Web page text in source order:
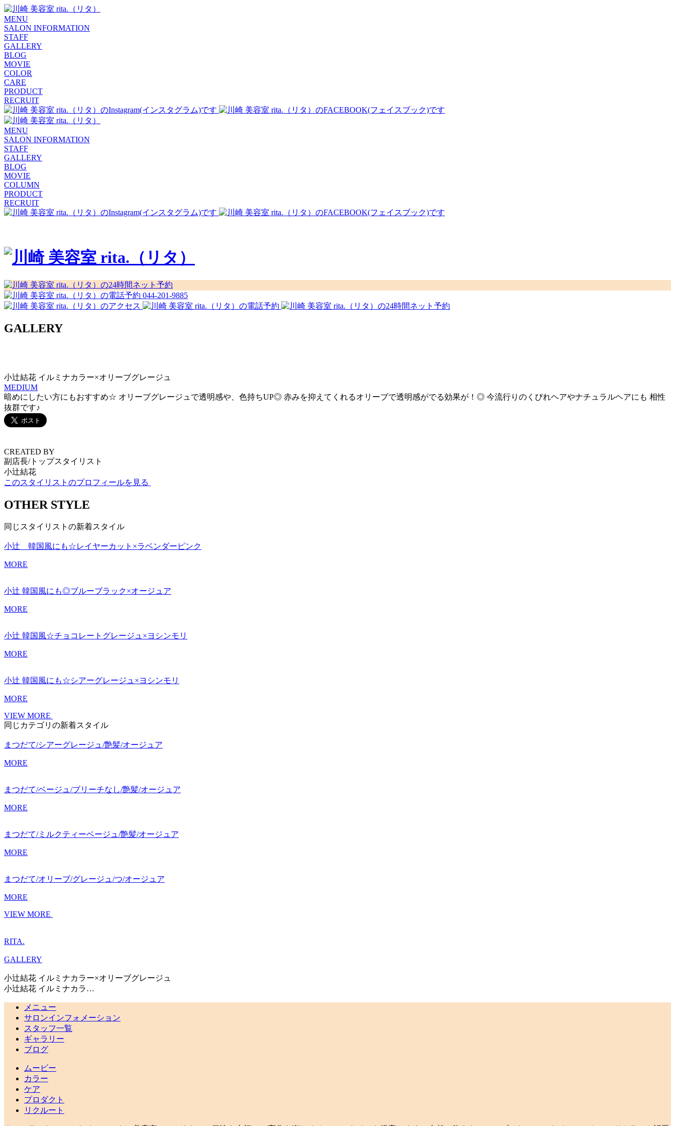
MENU
SALON INFORMATION
STAFF
GALLERY
BLOG
MOVIE
COLOR
CARE
PRODUCT
RECRUIT
MENU
SALON INFORMATION
STAFF
GALLERY
BLOG
MOVIE
COLUMN
PRODUCT
RECRUIT
044-201-9885
GALLERY
小辻結花 イルミナカラー×オリーブグレージュ
MEDIUM
暗めにしたい方にもおすすめ☆ オリーブグレージュで透明感や、色持ちUP◎ 赤みを抑えてくれるオリーブで透明感がでる効果が！◎ 今流行りのくびれヘアやナチュラルヘアにも 相性
抜群です♪
CREATED BY
副店長/トップスタイリスト
小辻結花
このスタイリストのプロフィールを見る
OTHER STYLE
同じスタイリストの新着スタイル
小辻 韓国風にも☆レイヤーカット×ラベンダーピンク
MORE
小辻 韓国風にも◎ブルーブラック×オージュア
MORE
小辻 韓国風☆チョコレートグレージュ×ヨシンモリ
MORE
小辻 韓国風にも☆シアーグレージュ×ヨシンモリ
MORE
VIEW MORE
同じカテゴリの新着スタイル
まつだて/シアーグレージュ/艶髪/オージュア
MORE
まつだて/ベージュ/ブリーチなし/艶髪/オージュア
MORE
まつだて/ミルクティーベージュ/艶髪/オージュア
MORE
まつだて/オリーブ/グレージュ/つ/オージュア
MORE
VIEW MORE
RITA.
GALLERY
小辻結花 イルミナカラー×オリーブグレージュ
小辻結花 イルミナカラ…
メニュー
サロンインフォメーション
スタッフ一覧
ギャラリー
ブログ
ムービー
カラー
ケア
プロダクト
リクルート